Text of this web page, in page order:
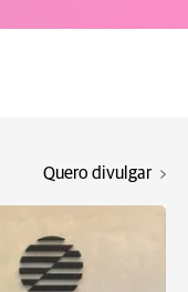
Quero divulgar